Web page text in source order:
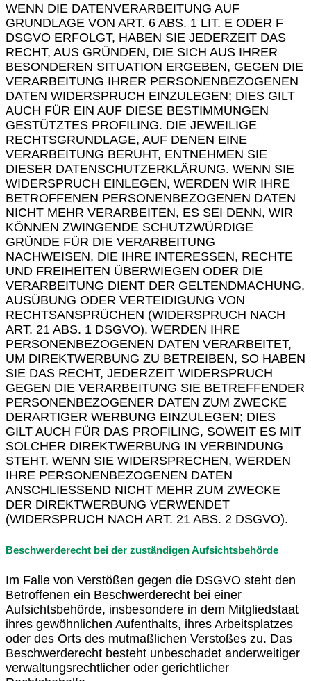
WENN DIE DATENVERARBEITUNG AUF
GRUNDLAGE VON ART. 6 ABS. 1 LIT. E ODER F
DSGVO ERFOLGT, HABEN SIE JEDERZEIT DAS
RECHT, AUS GRÜNDEN, DIE SICH AUS IHRER
BESONDEREN SITUATION ERGEBEN, GEGEN DIE
VERARBEITUNG IHRER PERSONENBEZOGENEN
DATEN WIDERSPRUCH EINZULEGEN; DIES GILT
AUCH FÜR EIN AUF DIESE BESTIMMUNGEN
GESTÜTZTES PROFILING. DIE JEWEILIGE
RECHTSGRUNDLAGE, AUF DENEN EINE
VERARBEITUNG BERUHT, ENTNEHMEN SIE
DIESER DATENSCHUTZERKLÄRUNG. WENN SIE
WIDERSPRUCH EINLEGEN, WERDEN WIR IHRE
BETROFFENEN PERSONENBEZOGENEN DATEN
NICHT MEHR VERARBEITEN, ES SEI DENN, WIR
KÖNNEN ZWINGENDE SCHUTZWÜRDIGE
GRÜNDE FÜR DIE VERARBEITUNG
NACHWEISEN, DIE IHRE INTERESSEN, RECHTE
UND FREIHEITEN ÜBERWIEGEN ODER DIE
VERARBEITUNG DIENT DER GELTENDMACHUNG,
AUSÜBUNG ODER VERTEIDIGUNG VON
RECHTSANSPRÜCHEN (WIDERSPRUCH NACH
ART. 21 ABS. 1 DSGVO). WERDEN IHRE
PERSONENBEZOGENEN DATEN VERARBEITET,
UM DIREKTWERBUNG ZU BETREIBEN, SO HABEN
SIE DAS RECHT, JEDERZEIT WIDERSPRUCH
GEGEN DIE VERARBEITUNG SIE BETREFFENDER
PERSONENBEZOGENER DATEN ZUM ZWECKE
DERARTIGER WERBUNG EINZULEGEN; DIES
GILT AUCH FÜR DAS PROFILING, SOWEIT ES MIT
SOLCHER DIREKTWERBUNG IN VERBINDUNG
STEHT. WENN SIE WIDERSPRECHEN, WERDEN
IHRE PERSONENBEZOGENEN DATEN
ANSCHLIESSEND NICHT MEHR ZUM ZWECKE
DER DIREKTWERBUNG VERWENDET
(WIDERSPRUCH NACH ART. 21 ABS. 2 DSGVO).
Beschwerderecht bei der zuständigen Aufsichtsbehörde
Im Falle von Verstößen gegen die DSGVO steht den
Betroffenen ein Beschwerderecht bei einer
Aufsichtsbehörde, insbesondere in dem Mitgliedstaat
ihres gewöhnlichen Aufenthalts, ihres Arbeitsplatzes
oder des Orts des mutmaßlichen Verstoßes zu. Das
Beschwerderecht besteht unbeschadet anderweitiger
verwaltungsrechtlicher oder gerichtlicher